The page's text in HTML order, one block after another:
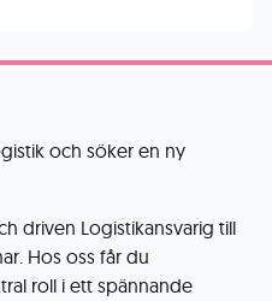
och söker en ny
driven Logistikansvarig till
Hos oss får du
roll i ett spännande